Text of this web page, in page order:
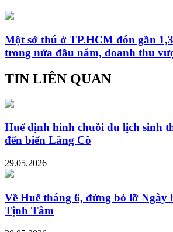
Một sở thú ở TP.HCM đón gần
trong nửa đầu năm, doanh thu
TIN LIÊN QUAN
Huế định hình chuỗi du lịch sinh
đến biển Lăng Cô
29.05.2026
Về Huế tháng 6, đừng bỏ lỡ Ngày
Tịnh Tâm